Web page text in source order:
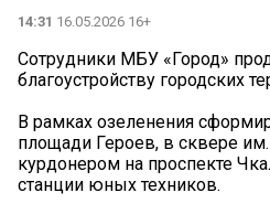
14:31 16.05.2026 16+
Сотрудники МБУ «Город»
благоустройству городских
В рамках озеленения
площади Героев, в сквере
курдонером на проспекте
станции юных техников.